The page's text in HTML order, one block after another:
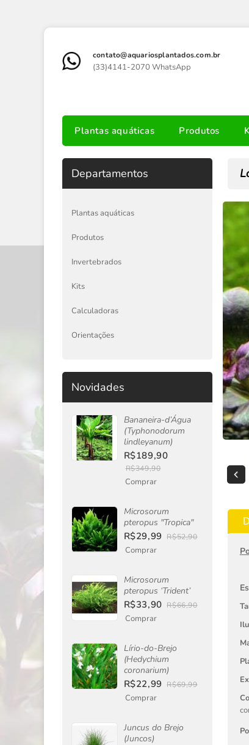
contato@aquariosplantados.com.br
(33)4141-2070 WhatsApp
Plantas aquáticas Produtos
Departamentos
Plantas aquáticas
Produtos
Invertebrados
Kits
Calculadoras
Orientações
Novidades
Bananeira-d’Água
(Typhonodorum
lindleyanum)
R$189,90
R$349,90
Comprar
Microsorum
pteropus "Tropica"
R$29,99 R$52,90
Comprar
Microsorum
pteropus ‘Trident’
R$33,90 R$66,90
Comprar
Lírio-do-Brejo
(Hedychium
coronarium)
R$22,99 R$69,99
Comprar
Juncus do Brejo
(Juncos)